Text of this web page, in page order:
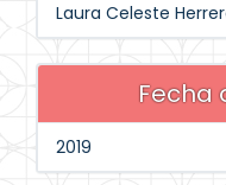
Laura Celeste
Fecha
2019